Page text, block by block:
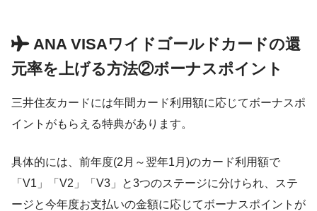
ANA VISAワイドゴールドカードの還
元率を上げる方法②ボーナスポイント
三井住友カードには年間カード利用額に応じてボーナスポ
イントがもらえる特典があります。
具体的には、前年度(2月～翌年1月)のカード利用額で
「V1」「V2」「V3」と3つのステージに分けられ、ステ
ージと今年度お支払いの金額に応じてボーナスポイントが